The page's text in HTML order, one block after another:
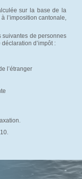
sur la base de la
l’imposition cantonale,
suivantes de personnes
d’impôt :
l’étranger